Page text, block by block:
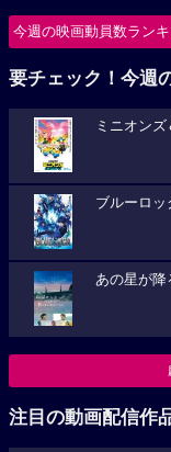
今週の映画動員数ラン
要チェック！今週
ミニオン
ブルーロッ
あの星が降
注目の動画配信作